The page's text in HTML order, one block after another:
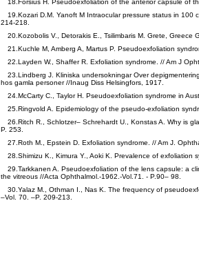
18.Forsius H. Pseudoexfoliation of the anterior capsule of
19.Kozari D.M. Yanoft M Intraocular pressure status in
214-218.
20.Kozobolis V., Detorakis E., Tsilimbaris M. Grete,
21.Kuchle M, Amberg A, Martus P. Pseudoexfoliation
22.Layden W., Shaffer R. Exfoliation syndrome. // Am J
23.Lindberg J. Kliniska undersоkningar Over
hos gamla personer //Inaug Diss Helsingfors, 1917.
24.McCarty C., Taylor H. Pseudoexfoliation syndrome in
25.Ringvold A. Epidemiology of the pseudo-exfoliation
26.Ritch R., Schlotzer– Schrehardt U., Konstas A. Why is
P. 253.
27.Roth M., Epstein D. Exfoliation syndrome. // Am J.
28.Shimizu K., Kimura Y., Aoki K. Prevalence of exfoliation
29.Tarkkanen A. Pseudoexfoliation of the lens capsule: a
the vitreous //Acta Ophthalmol.-1962.-Vol.71. - P.90– 98.
30.Yalaz M., Othman I., Nas K. The frequency of
–Vol. 70. –P. 209-213.